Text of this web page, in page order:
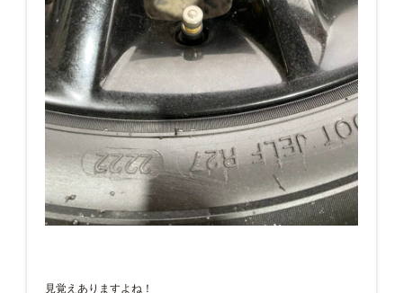
見覚えありますよね！